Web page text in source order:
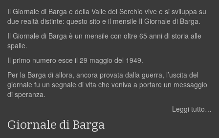
Il Giornale di Barga e della Valle del Serchio vive e si sviluppa su
due realtà distinte: questo sito e il mensile Il Giornale di Barga.
Il Giornale di Barga è un mensile con oltre 65 anni di storia alle
spalle.
Il primo numero esce il 29 maggio del 1949.
Per la Barga di allora, ancora provata dalla guerra, l’uscita del
giornale fu un segnale di vita che veniva a portare un messaggio
di speranza.
Leggi tutto…
Giornale di Barga